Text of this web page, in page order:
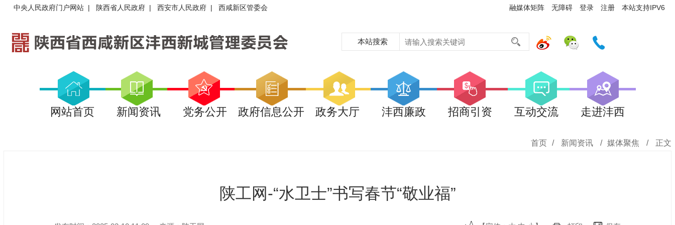
融媒体矩阵 无障碍 登录 注册 本站支持IPV6
中央人民政府门户网站 | 陕西省人民政府 | 西安市人民政府 | 西咸新区管委会
本站搜索
网站首页 新闻资讯 党务公开 政府信息公开 政务大厅 沣西廉政 招商引资 互动交流 走进沣西
首页 / 新闻资讯 / 媒体聚焦 / 正文
陕工网-“水卫士”书写春节“敬业福”